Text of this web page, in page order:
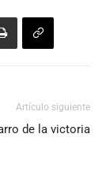
Artículo siguiente
de la victoria